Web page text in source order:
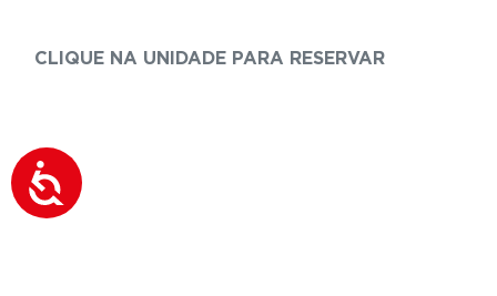
CLIQUE NA UNIDADE PARA RESERVAR